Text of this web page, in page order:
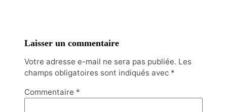
Laisser un commentaire
Votre adresse e-mail ne sera pas publiée. Les
champs obligatoires sont indiqués avec *
Commentaire *